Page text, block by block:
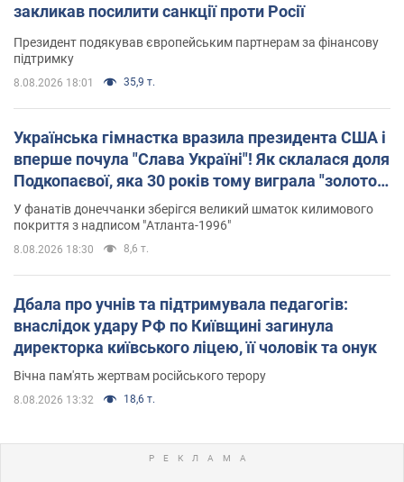
закликав посилити санкції проти Росії
Президент подякував європейським партнерам за фінансову
підтримку
8.08.2026 18:01 35,9 т.
Українська гімнастка вразила президента США і
вперше почула "Слава Україні"! Як склалася доля
Подкопаєвої, яка 30 років тому виграла "золото"
Олімпіади
У фанатів донеччанки зберігся великий шматок килимового
покриття з надписом "Атланта-1996"
8.08.2026 18:30 8,6 т.
Дбала про учнів та підтримувала педагогів:
внаслідок удару РФ по Київщині загинула
директорка київського ліцею, її чоловік та онук
Вічна пам'ять жертвам російського терору
8.08.2026 13:32 18,6 т.